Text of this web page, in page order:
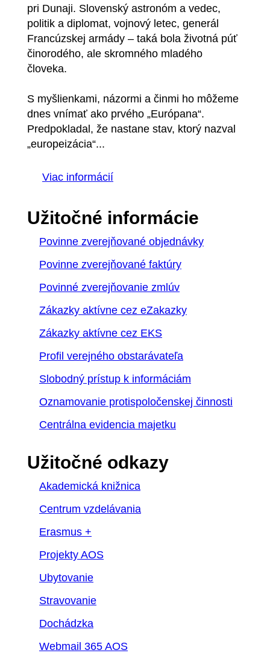
pri Dunaji. Slovenský astronóm a vedec,
politik a diplomat, vojnový letec, generál
Francúzskej armády – taká bola životná púť
činorodého, ale skromného mladého
človeka.
S myšlienkami, názormi a činmi ho môžeme
dnes vnímať ako prvého „Európana“.
Predpokladal, že nastane stav, ktorý nazval
„europeizácia“...
Viac informácií
Užitočné informácie
Povinne zverejňované objednávky
Povinne zverejňované faktúry
Povinné zverejňovanie zmlúv
Zákazky aktívne cez eZakazky
Zákazky aktívne cez EKS
Profil verejného obstarávateľa
Slobodný prístup k informáciám
Oznamovanie protispoločenskej činnosti
Centrálna evidencia majetku
Užitočné odkazy
Akademická knižnica
Centrum vzdelávania
Erasmus +
Projekty AOS
Ubytovanie
Stravovanie
Dochádzka
Webmail 365 AOS